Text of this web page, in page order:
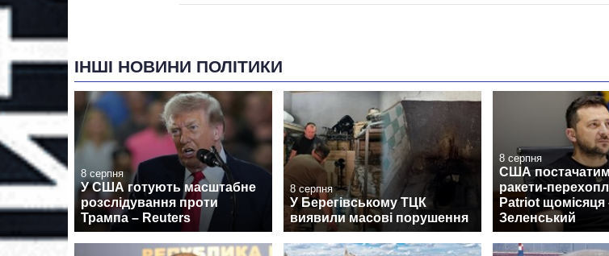
ІНШІ НОВИНИ ПОЛІТИКИ
8 серпня
У США готують масштабне
розслідування проти
Трампа – Reuters
8 серпня
У Берегівському ТЦК
виявили масові порушення
8 серпня
США
ракети-
Patriot щомісяця
Зеленський